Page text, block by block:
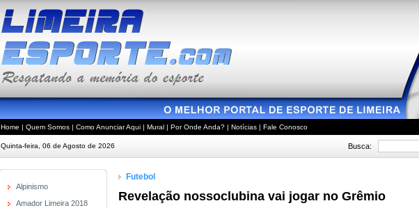
Home | Quem Somos | Como Anunciar Aqui | Mural | Por Onde Anda? | Notícias | Fale Conosco
Quinta-feira, 06 de Agosto de 2026 Busca:
Alpinismo
Amador Limeira 2018
Futebol
Revelação nossoclubina vai jogar no Grêmio